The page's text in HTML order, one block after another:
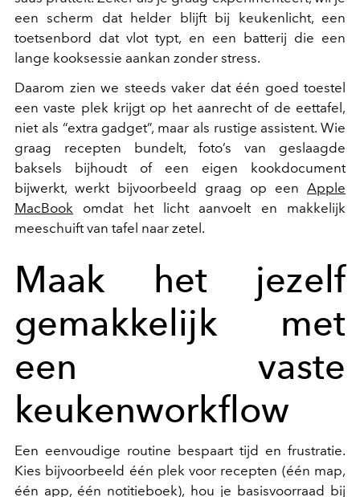
een scherm dat helder blijft bij keukenlicht, een
toetsenbord dat vlot typt, en een batterij die een
lange kooksessie aankan zonder stress.
Daarom zien we steeds vaker dat één goed toestel
een vaste plek krijgt op het aanrecht of de eettafel,
niet als “extra gadget”, maar als rustige assistent. Wie
graag recepten bundelt, foto’s van geslaagde
baksels bijhoudt of een eigen kookdocument
bijwerkt, werkt bijvoorbeeld graag op een Apple
MacBook omdat het licht aanvoelt en makkelijk
meeschuift van tafel naar zetel.
Maak het jezelf
gemakkelijk met
een vaste
keukenworkflow
Een eenvoudige routine bespaart tijd en frustratie.
Kies bijvoorbeeld één plek voor recepten (één map,
één app, één notitieboek), hou je basisvoorraad bij